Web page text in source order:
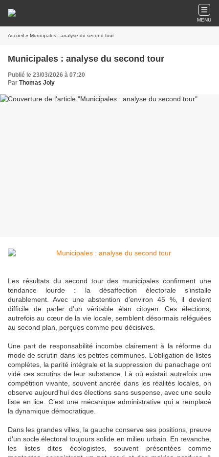
MENU
Accueil » Municipales : analyse du second tour
Municipales : analyse du second tour
Publié le 23/03/2026 à 07:20
Par Thomas Joly
Les résultats du second tour des municipales confirment une
tendance lourde : la désaffection électorale s’installe
durablement. Avec une abstention d'environ 45 %, il devient
difficile de parler d’un véritable élan citoyen. Ces élections,
autrefois au cœur de la vie locale, semblent désormais reléguées
au second plan, perçues comme peu décisives.
Une part de responsabilité incombe clairement à la réforme du
mode de scrutin dans les petites communes. L’obligation de listes
complètes, la parité intégrale et la suppression du panachage ont
vidé ces scrutins de leur substance. Là où existait autrefois une
compétition vivante, souvent ancrée dans les réalités locales, on
observe aujourd’hui des élections sans suspense, avec une seule
liste en lice. C’est une mécanique administrative qui a remplacé
la dynamique démocratique.
Dans les grandes villes, la gauche conserve ses positions, preuve
d’un socle électoral toujours solide en milieu urbain. En revanche,
les listes dites écologistes, souvent présentées comme